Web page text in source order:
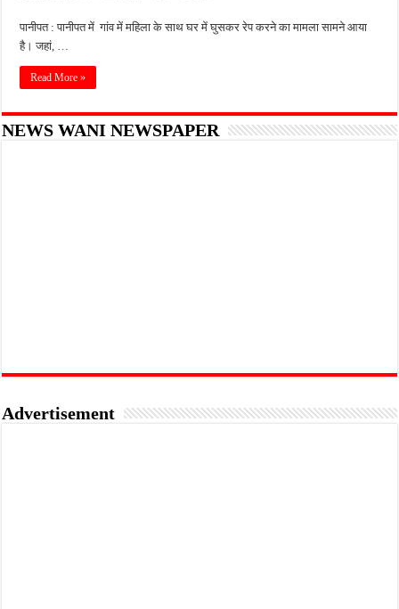
पानीपत : पानीपत में गांव में महिला के साथ घर में घुसकर रेप करने का मामला सामने आया
है। जहां, …
Read More »
NEWS WANI NEWSPAPER
Advertisement